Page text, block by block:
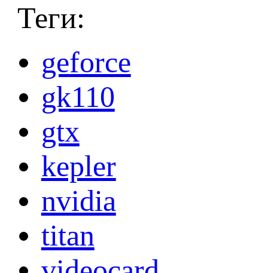
Теги:
geforce
gk110
gtx
kepler
nvidia
titan